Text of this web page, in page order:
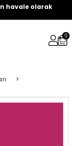
havale olarak
0
>